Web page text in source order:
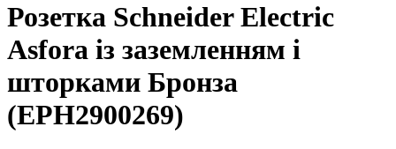
Розетка Schneider Electric
Asfora із заземленням і
шторками Бронза
(EPH2900269)